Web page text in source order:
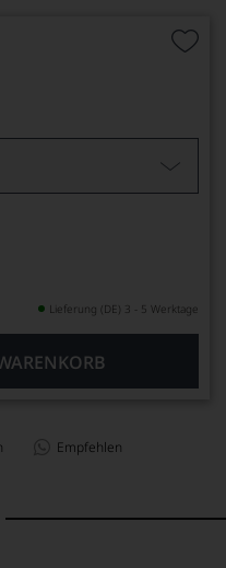
Lieferung (DE) 3 - 5 Werktage
Empfehlen